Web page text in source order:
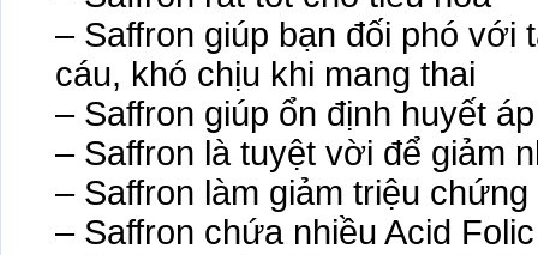
– Saffron giúp bạn đối phó với
cáu, khó chịu khi mang thai
– Saffron giúp ổn định huyết áp
– Saffron là tuyệt vời để giảm
– Saffron làm giảm triệu
– Saffron chứa nhiều Acid